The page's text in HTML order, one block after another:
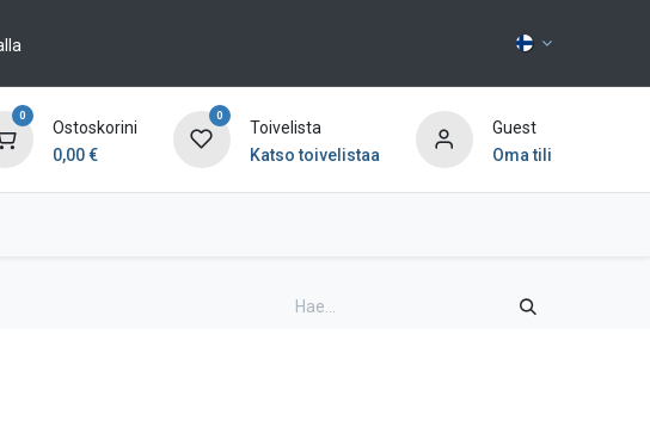
0
Ostoskorini
0,00€
0
Toivelista
Katso toivelistaa
Guest
Oma tili